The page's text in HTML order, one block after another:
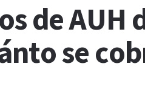
de AUH
se